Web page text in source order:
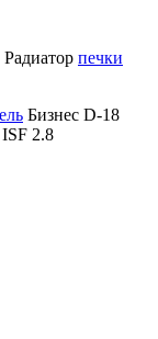
Радиатор печки
Бизнес D-18
2.8